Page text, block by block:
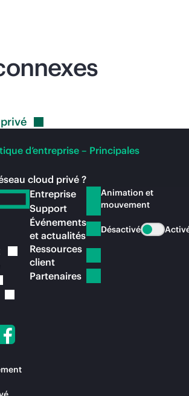
privé
d’entreprise – Principales
cloud privé ?
Entreprise
Support
Événements
et actualités
Ressources
client
Partenaires
Animation et
mouvement
Désactivé